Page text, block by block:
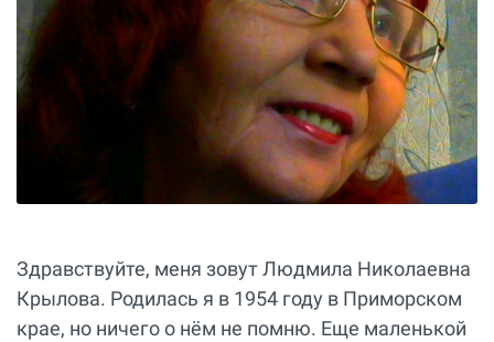
Здравствуйте, меня зовут Людмила Николаевна
Крылова. Родилась я в 1954 году в Приморском
крае, но ничего о нём не помню. Еще маленькой